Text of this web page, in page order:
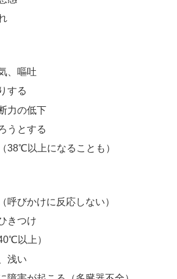
、嘔吐
する
力の低下
うとする
38℃以上になることも）
呼びかけに反応しない）
きつけ
以上）
浅い